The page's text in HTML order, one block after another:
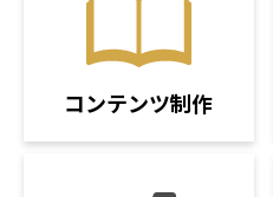
コンテンツ制作